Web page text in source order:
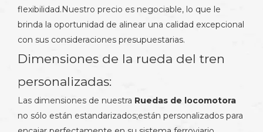
flexibilidad.Nuestro precio es negociable, lo que le
brinda la oportunidad de alinear una calidad excepcional
con sus consideraciones presupuestarias.
Dimensiones de la rueda del tren
personalizadas:
Las dimensiones de nuestra Ruedas de locomotora
no sólo están estandarizados;están personalizados para